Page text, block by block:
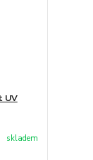
UV
skladem